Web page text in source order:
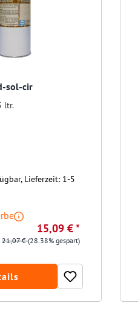
sol-cir
ltr.
Lieferzeit: 1-5
15,09 € *
21,07 €(28.38% gespart)